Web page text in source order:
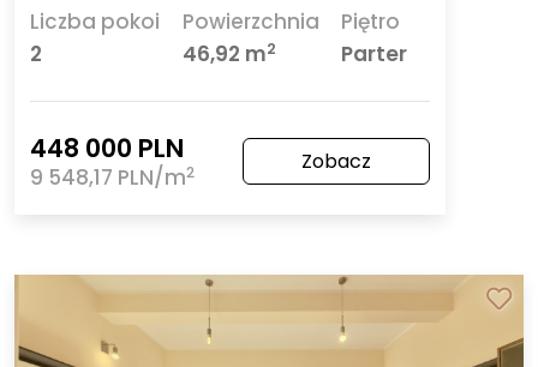
Liczba pokoi
2
Powierzchnia
46,92 m2
Piętro
Parter
448 000 PLN
9 548,17 PLN/m2 Zobacz